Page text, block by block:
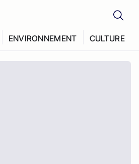
ENVIRONNEMENT CULTURE